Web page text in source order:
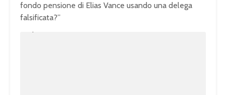
fondo pensione di Elias Vance usando una delega
falsificata?”